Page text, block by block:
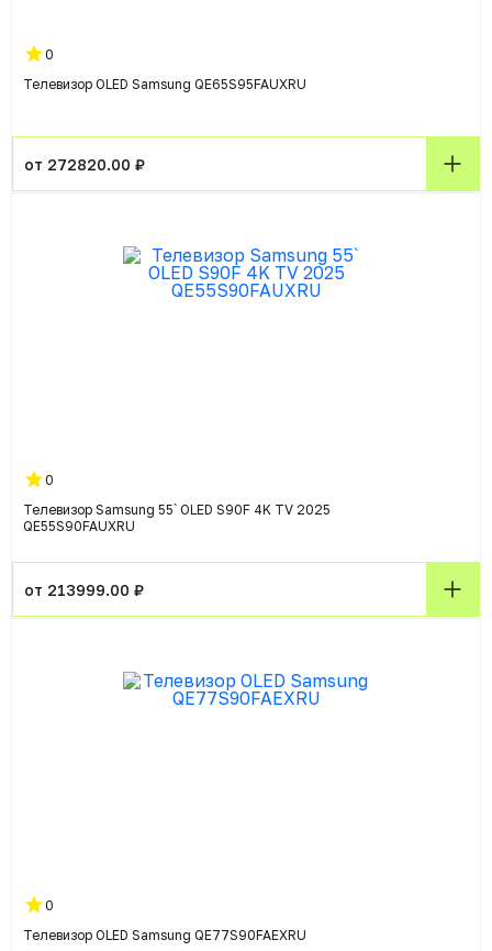
0
Телевизор OLED Samsung QE65S95FAUXRU
от 272820.00 ₽
0
Телевизор Samsung 55` OLED S90F 4K TV 2025
QE55S90FAUXRU
от 213999.00 ₽
0
Телевизор OLED Samsung QE77S90FAEXRU